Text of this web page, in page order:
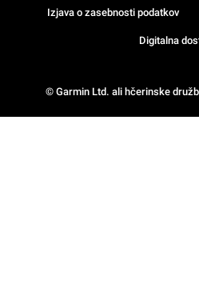
© Garmin Ltd. ali hčerinske
Izjava o zasebnosti podatkov
Digitalna